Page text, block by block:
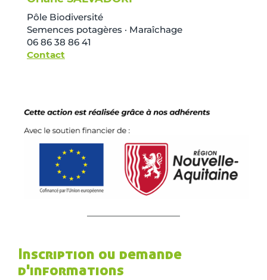
Pôle Biodiversité
Semences potagères · Maraîchage
06 86 38 86 41
Contact
Inscription ou demande
d'informations